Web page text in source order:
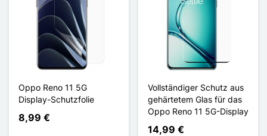
Oppo Reno 11 5G
Display-Schutzfolie
8,99 €
Vollständiger Schutz aus
gehärtetem Glas für das
Oppo Reno 11 5G-Display
14,99 €